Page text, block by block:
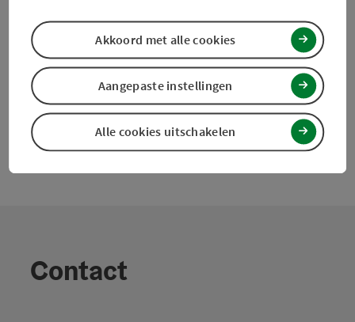
PDF aanmaken
powered byTOURDATA Doe een suggestie
Contact
Alle cookies uitschakelen
Aangepaste instellingen
Akkoord met alle cookies